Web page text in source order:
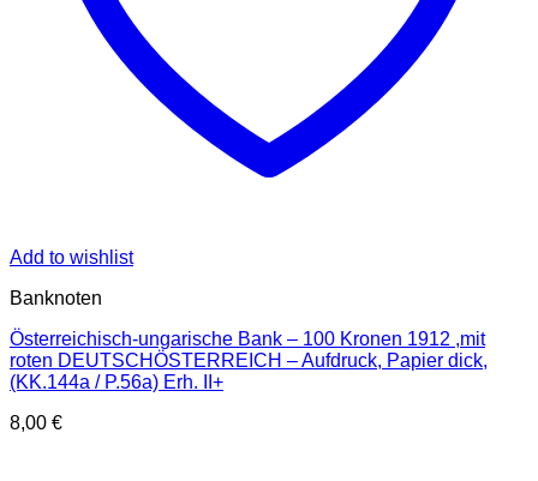
Add to wishlist
Banknoten
Österreichisch-ungarische Bank – 100 Kronen 1912 ,mit
roten DEUTSCHÖSTERREICH – Aufdruck, Papier dick,
(KK.144a / P.56a) Erh. II+
8,00 €